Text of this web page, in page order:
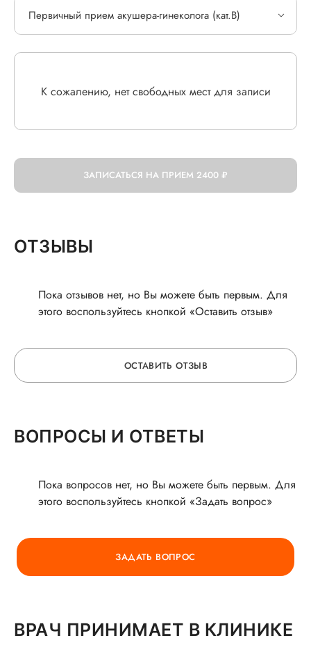
К сожалению, нет свободных мест для записи
Первичный прием акушера-гинеколога (кат.В)
ЗАПИСАТЬСЯ НА ПРИЕМ 2400 ₽
ОТЗЫВЫ
Пока отзывов нет, но Вы можете быть первым. Для
этого воспользуйтесь кнопкой «Оставить отзыв»
ОСТАВИТЬ ОТЗЫВ
ГОРЯЧАЯ ЛИНИЯ КАЧЕСТВА
ВОПРОСЫ И ОТВЕТЫ
Пока вопросов нет, но Вы можете быть первым. Для
этого воспользуйтесь кнопкой «Задать вопрос»
ЗАДАТЬ ВОПРОС
ВРАЧ ПРИНИМАЕТ В КЛИНИКЕ